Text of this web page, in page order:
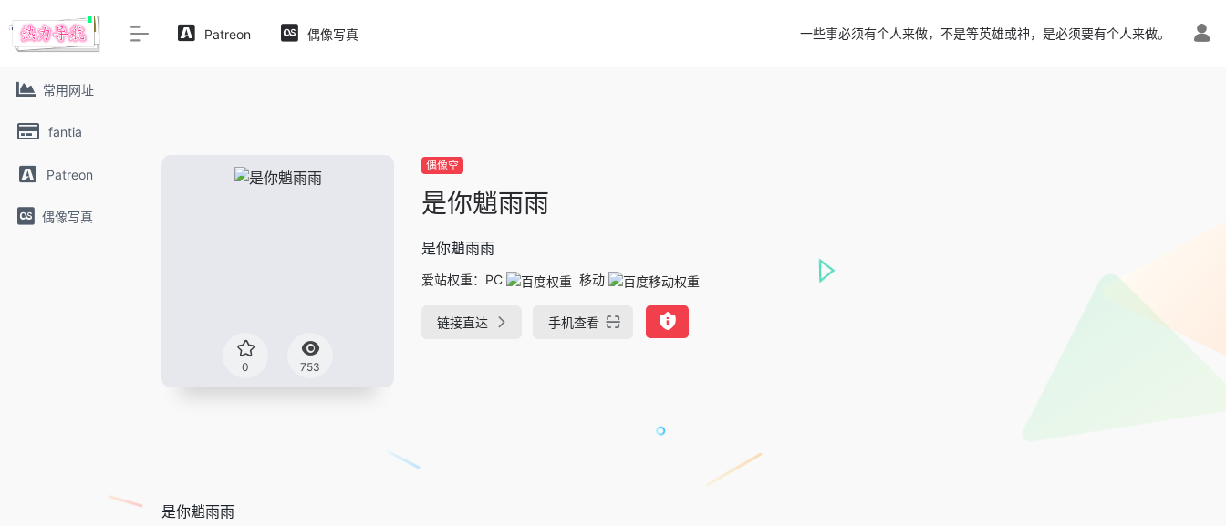
常用网址
fantia
Patreon
偶像写真
Patreon 偶像写真 一些事必须有个人来做，不是等英雄或神，是必须要有个人来做。
0 753
偶像空
是你魈雨雨
是你魈雨雨
爱站权重： PC 移动
链接直达 手机查看
是你魈雨雨